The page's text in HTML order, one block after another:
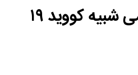
بازگشت پاندمی شبیه کووید ۱۹